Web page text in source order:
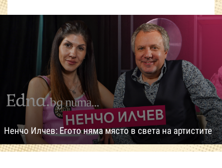
Ненчо Илчев: Егото няма място в света на артистите